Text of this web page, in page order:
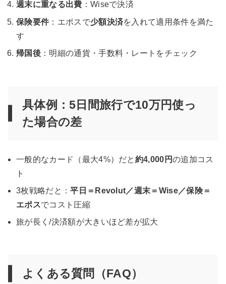
週末に重なる出費 ：Wiseで決済
保険要件：エポスで少額決済を入れて適用条件を満た
す
帰国後：明細の通貨・手数料・レートをチェック
具体例：5日間旅行で10万円使っ
た場合の差
一般的なカード（最大4%）だと 約4,000円の追加コス
ト
3枚戦略だと：平日＝Revolut／週末＝Wise／保険＝
エポスでコスト圧縮
旅が長く/決済額が大きいほど差が拡大
よくある質問（FAQ）